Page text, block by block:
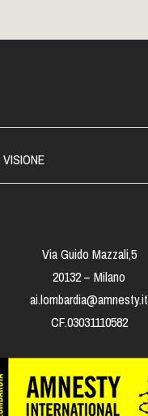
Via Guido Mazzali,5
20132 – Milano
ai.lombardia@amnesty.it
CF.03031110582